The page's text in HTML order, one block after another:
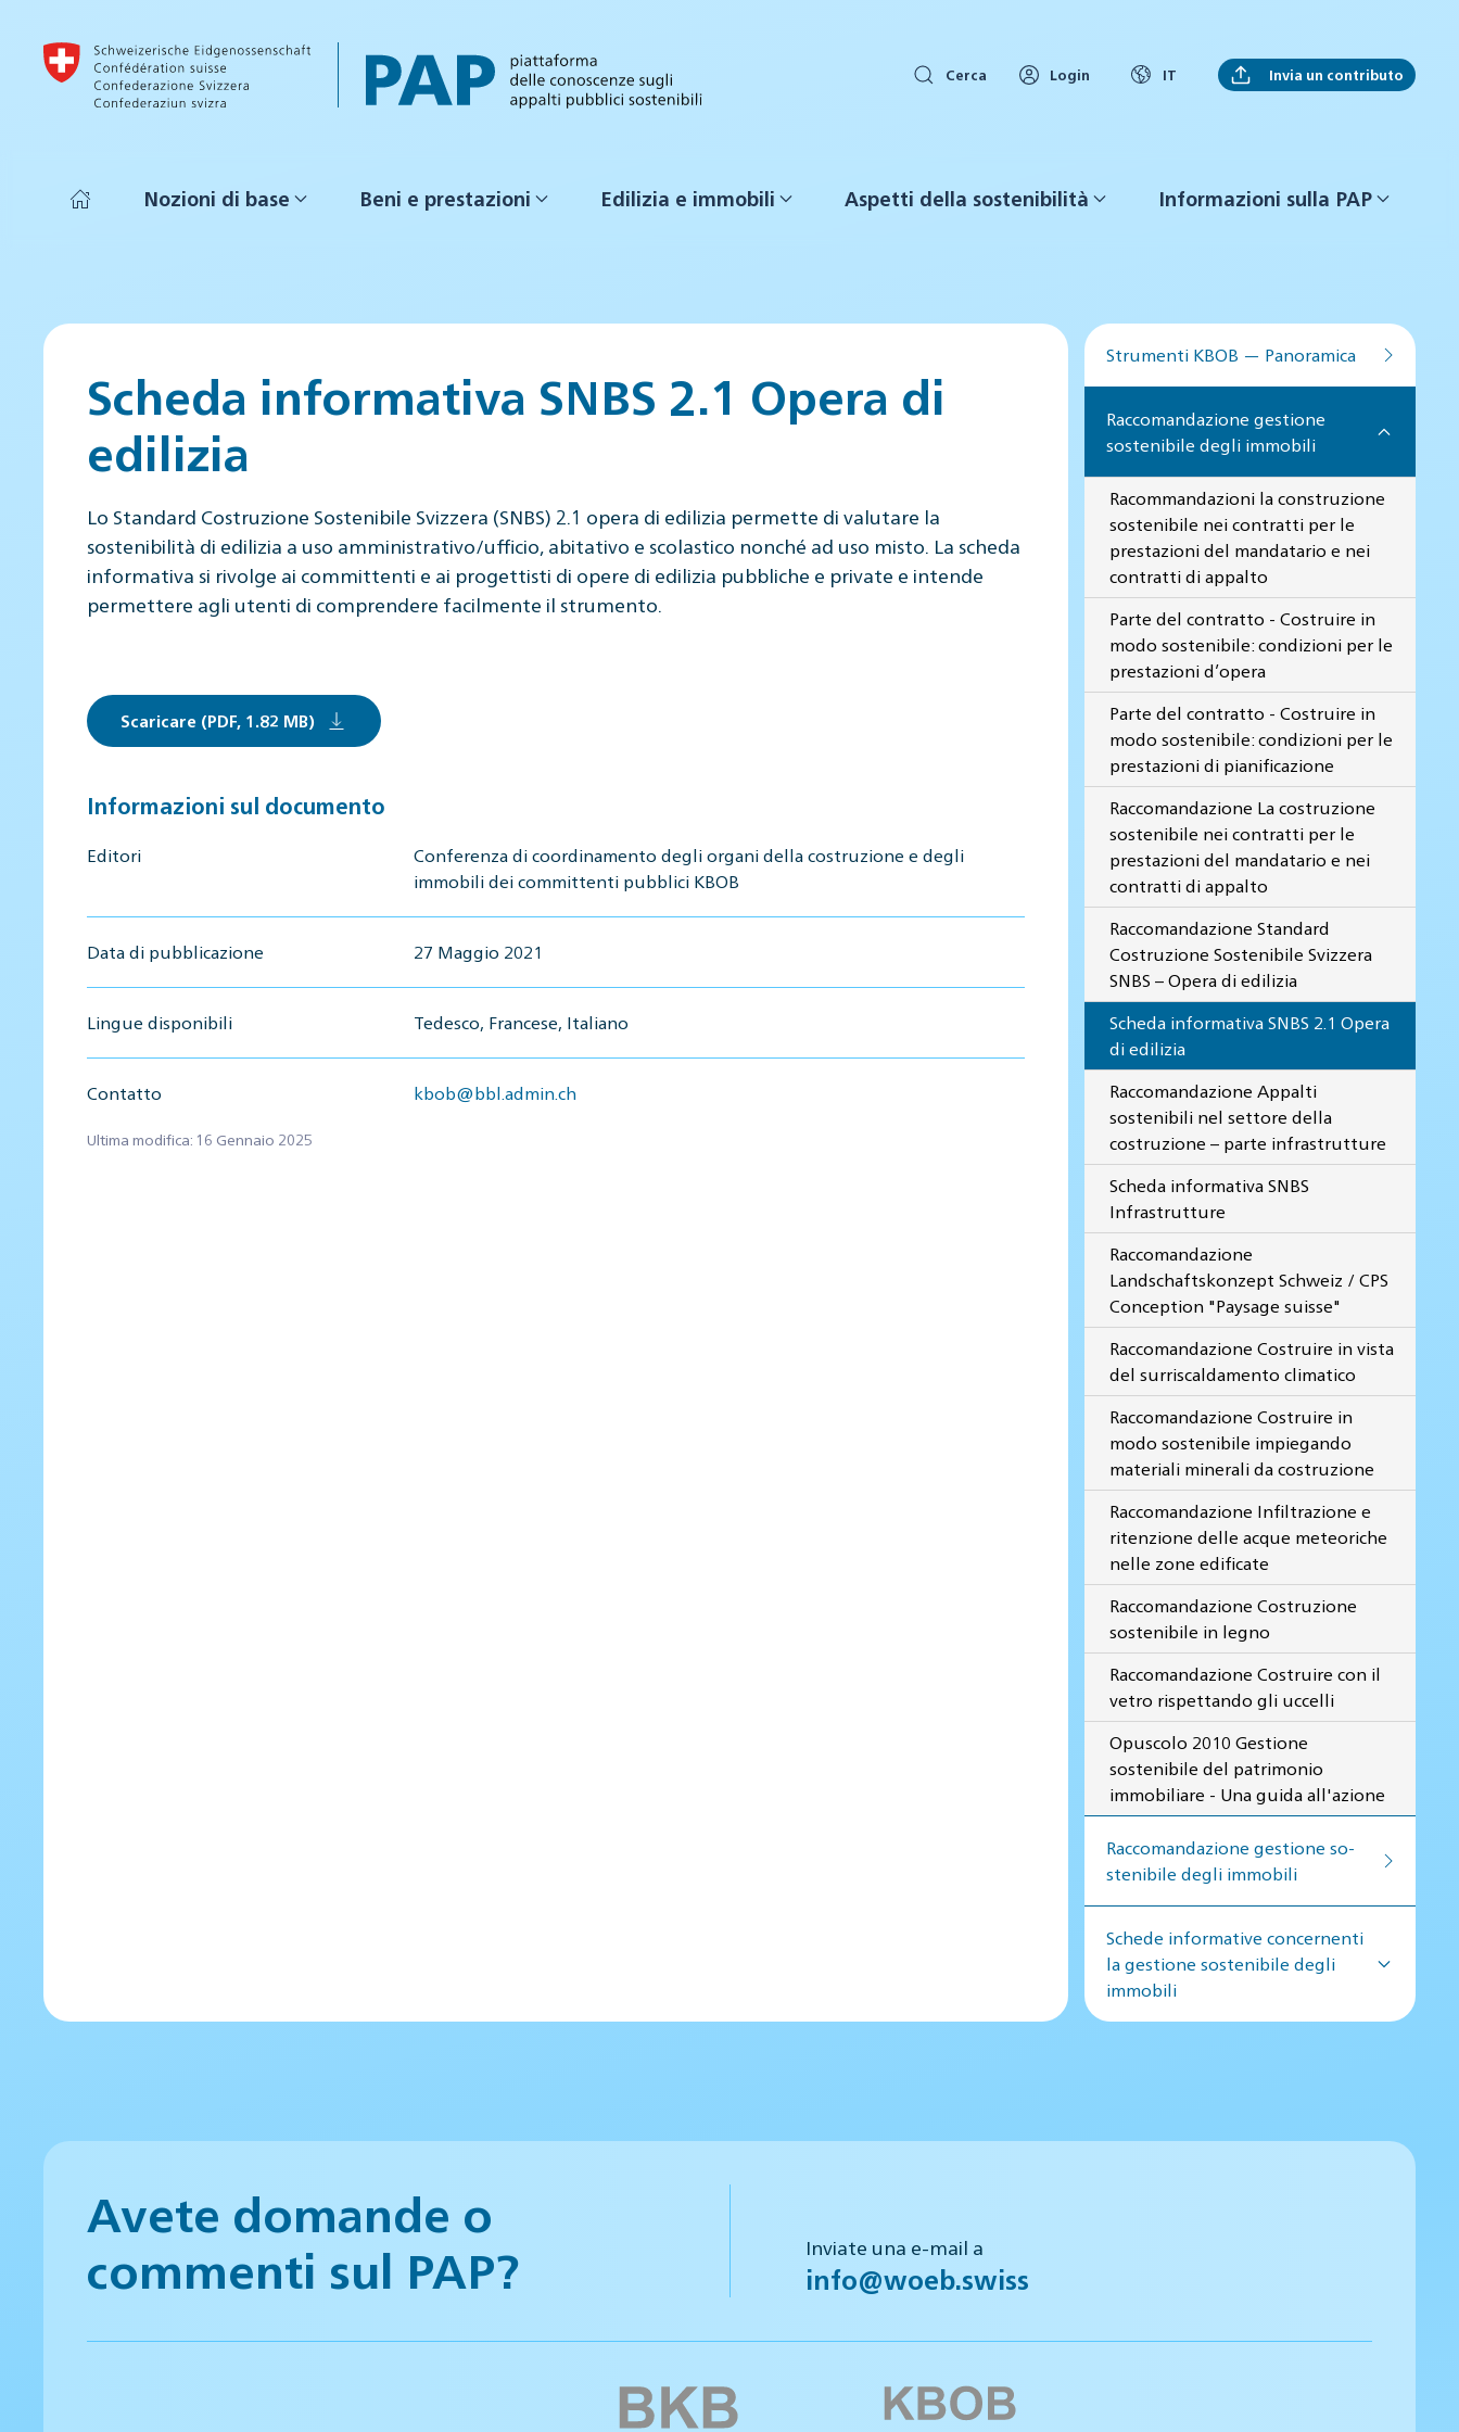
Skip to main content
Cerca Login IT Invia un contributo
Nozioni di base Beni e prestazioni Edilizia e immobili Aspetti della sostenibilità Informazioni sulla PAP
Scheda informativa SNBS 2.1 Opera di
edilizia
Lo Standard Costruzione Sostenibile Svizzera (SNBS) 2.1 opera di edilizia permette di valutare la
sostenibilità di edilizia a uso amministrativo/ufficio, abitativo e scolastico nonché ad uso misto. La scheda
informativa si rivolge ai committenti e ai progettisti di opere di edilizia pubbliche e private e intende
permettere agli utenti di comprendere facilmente il strumento.
Scaricare (PDF, 1.82 MB)
Informazioni sul documento
Editori
Conferenza di coordinamento degli organi della costruzione e degli
immobili dei committenti pubblici KBOB
Data di pubblicazione 27 Maggio 2021
Lingue disponibili Tedesco, Francese, Italiano
Contatto kbob@bbl.admin.ch
Ultima modifica: 16 Gennaio 2025
Strumenti KBOB — Panoramica
Raccomandazione gestione
sostenibile degli immobili
Racommandazioni la construzione
sostenibile nei contratti per le
prestazioni del mandatario e nei
contratti di appalto
Parte del contratto - Costruire in
modo sostenibile: condizioni per le
prestazioni d’opera
Parte del contratto - Costruire in
modo sostenibile: condizioni per le
prestazioni di pianificazione
Raccomandazione La costruzione
sostenibile nei contratti per le
prestazioni del mandatario e nei
contratti di appalto
Raccomandazione Standard
Costruzione Sostenibile Svizzera
SNBS – Opera di edilizia
Scheda informativa SNBS 2.1 Opera
di edilizia
Raccomandazione Appalti
sostenibili nel settore della
costruzione – parte infrastrutture
Scheda informativa SNBS
Infrastrutture
Raccomandazione
Landschaftskonzept Schweiz / CPS
Conception "Paysage suisse"
Raccomandazione Costruire in vista
del surriscaldamento climatico
Raccomandazione Costruire in
modo sostenibile impiegando
materiali minerali da costruzione
Raccomandazione Infiltrazione e
ritenzione delle acque meteoriche
nelle zone edificate
Raccomandazione Costruzione
sostenibile in legno
Raccomandazione Costruire con il
vetro rispettando gli uccelli
Opuscolo 2010 Gestione
sostenibile del patrimonio
immobiliare - Una guida all'azione
Raccomandazione gestione so­
ste­ni­bi­le de­gli im­mo­bi­li
Schede informative concernenti
la gestione sostenibile degli
immobili
Avete domande o
commenti sul PAP?
Inviate una e-mail a
info@woeb.swiss